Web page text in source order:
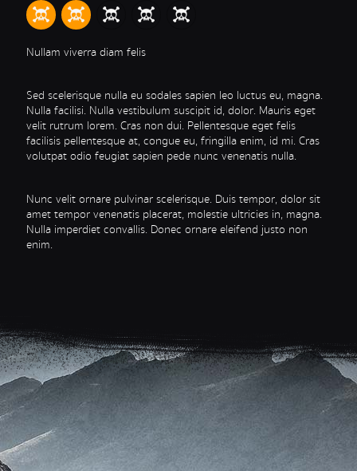
Nullam viverra diam felis
Sed scelerisque nulla eu sodales sapien leo luctus eu, magna.
Nulla facilisi. Nulla vestibulum suscipit id, dolor. Mauris eget
velit rutrum lorem. Cras non dui. Pellentesque eget felis
facilisis pellentesque at, congue eu, fringilla enim, id mi. Cras
volutpat odio feugiat sapien pede nunc venenatis nulla.
Nunc velit ornare pulvinar scelerisque. Duis tempor, dolor sit
amet tempor venenatis placerat, molestie ultricies in, magna.
Nulla imperdiet convallis. Donec ornare eleifend justo non
enim.